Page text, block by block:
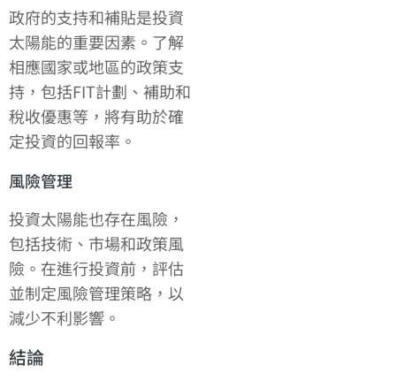
政府的支持和補貼是投資
太陽能的重要因素。了解
相應國家或地區的政策支
持，包括FIT計劃、補助和
稅收優惠等，將有助於確
定投資的回報率。
風險管理
投資太陽能也存在風險，
包括技術、市場和政策風
險。在進行投資前，評估
並制定風險管理策略，以
減少不利影響。
結論